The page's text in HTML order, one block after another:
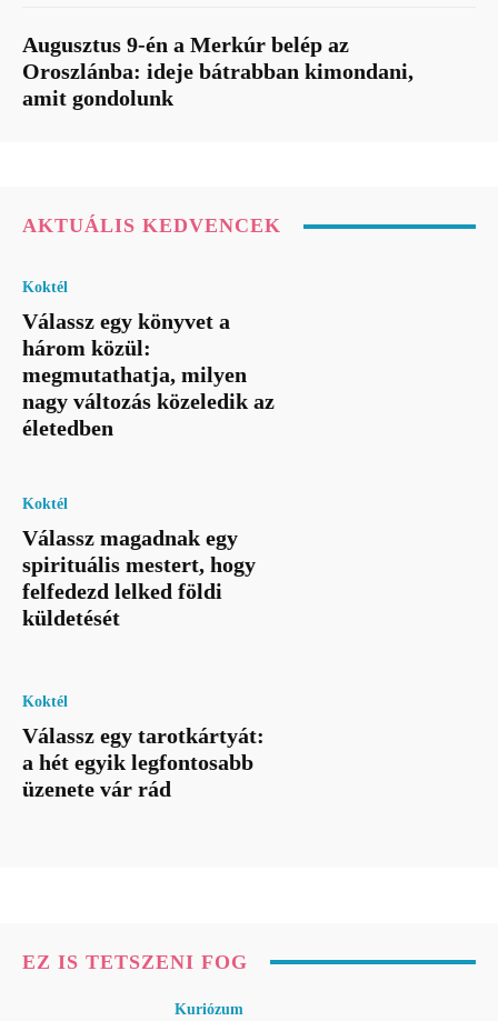
Augusztus 9-én a Merkúr belép az
Oroszlánba: ideje bátrabban kimondani,
amit gondolunk
AKTUÁLIS KEDVENCEK
Koktél
Válassz egy könyvet a
három közül:
megmutathatja, milyen
nagy változás közeledik az
életedben
Koktél
Válassz magadnak egy
spirituális mestert, hogy
felfedezd lelked földi
küldetését
Koktél
Válassz egy tarotkártyát:
a hét egyik legfontosabb
üzenete vár rád
EZ IS TETSZENI FOG
Kuriózum